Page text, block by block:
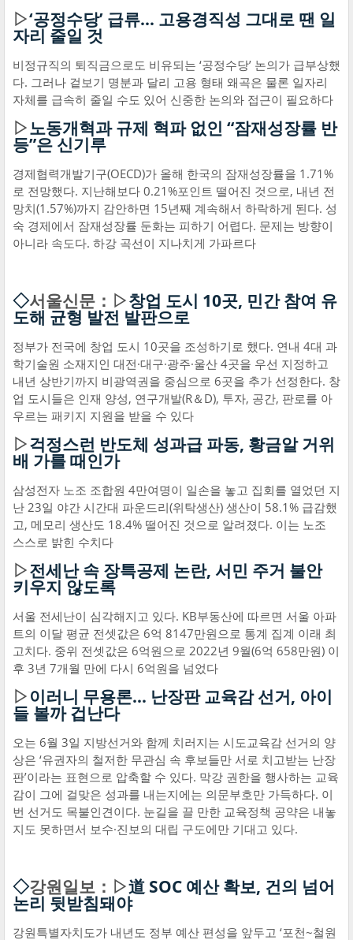
▷‘공정수당’ 급류… 고용경직성 그대로 땐 일
자리 줄일 것
비정규직의 퇴직금으로도 비유되는 ‘공정수당’ 논의가 급부상했
다. 그러나 겉보기 명분과 달리 고용 형태 왜곡은 물론 일자리
자체를 급속히 줄일 수도 있어 신중한 논의와 접근이 필요하다
▷노동개혁과 규제 혁파 없인 “잠재성장률 반
등”은 신기루
경제협력개발기구(OECD)가 올해 한국의 잠재성장률을 1.71%
로 전망했다. 지난해보다 0.21%포인트 떨어진 것으로, 내년 전
망치(1.57%)까지 감안하면 15년째 계속해서 하락하게 된다. 성
숙 경제에서 잠재성장률 둔화는 피하기 어렵다. 문제는 방향이
아니라 속도다. 하강 곡선이 지나치게 가파르다
◇서울신문：▷창업 도시 10곳, 민간 참여 유
도해 균형 발전 발판으로
정부가 전국에 창업 도시 10곳을 조성하기로 했다. 연내 4대 과
학기술원 소재지인 대전·대구·광주·울산 4곳을 우선 지정하고
내년 상반기까지 비광역권을 중심으로 6곳을 추가 선정한다. 창
업 도시들은 인재 양성, 연구개발(R＆D), 투자, 공간, 판로를 아
우르는 패키지 지원을 받을 수 있다
▷걱정스런 반도체 성과급 파동, 황금알 거위
배 가를 때인가
삼성전자 노조 조합원 4만여명이 일손을 놓고 집회를 열었던 지
난 23일 야간 시간대 파운드리(위탁생산) 생산이 58.1% 급감했
고, 메모리 생산도 18.4% 떨어진 것으로 알려졌다. 이는 노조
스스로 밝힌 수치다
▷전세난 속 장특공제 논란, 서민 주거 불안
키우지 않도록
서울 전세난이 심각해지고 있다. KB부동산에 따르면 서울 아파
트의 이달 평균 전셋값은 6억 8147만원으로 통계 집계 이래 최
고치다. 중위 전셋값은 6억원으로 2022년 9월(6억 658만원) 이
후 3년 7개월 만에 다시 6억원을 넘었다
▷이러니 무용론… 난장판 교육감 선거, 아이
들 볼까 겁난다
오는 6월 3일 지방선거와 함께 치러지는 시도교육감 선거의 양
상은 ‘유권자의 철저한 무관심 속 후보들만 서로 치고받는 난장
판’이라는 표현으로 압축할 수 있다. 막강 권한을 행사하는 교육
감이 그에 걸맞은 성과를 내는지에는 의문부호만 가득하다. 이
번 선거도 목불인견이다. 눈길을 끌 만한 교육정책 공약은 내놓
지도 못하면서 보수·진보의 대립 구도에만 기대고 있다.
◇강원일보：▷道 SOC 예산 확보, 건의 넘어
논리 뒷받침돼야
강원특별자치도가 내년도 정부 예산 편성을 앞두고 ‘포천~철원